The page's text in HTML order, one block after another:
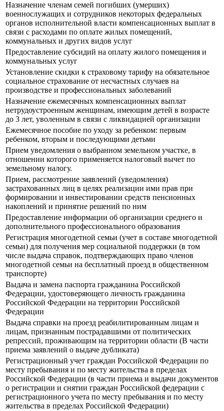
Назначение членам семей погибших (умерших)
военнослужащих и сотрудников некоторых федеральных
органов исполнительной власти компенсационных выплат в
связи с расходами по оплате жилых помещений,
коммунальных и других видов услуг
Предоставление субсидий на оплату жилого помещения и
коммунальных услуг
Установление скидки к страховому тарифу на обязательное
социальное страхование от несчастных случаев на
производстве и профессиональных заболеваний
Назначение ежемесячных компенсационных выплат
нетрудоустроенным женщинам, имеющим детей в возрасте
до 3 лет, уволенным в связи с ликвидацией организации
Ежемесячное пособие по уходу за ребенком: первым
ребенком, вторым и последующими детьми
Прием уведомления о выбранном земельном участке, в
отношении которого применяется налоговый вычет по
земельному налогу.
Прием, рассмотрение заявлений (уведомления)
застрахованных лиц в целях реализации ими прав при
формировании и инвестировании средств пенсионных
накоплений и принятие решений по ним
Предоставление информации об организации среднего и
дополнительного профессионального образования
Регистрация многодетной семьи (учет в составе многодетной
семьи) для получения мер социальной поддержки (в том
числе выдача справок, подтверждающих право членов
многодетной семьи на бесплатный проезд в общественном
транспорте)
Выдача и замена паспорта гражданина Российской
Федерации, удостоверяющего личность гражданина
Российской Федерации на территории Российской
Федерации
Выдача справки на проезд реабилитированным лицам и
лицам, признанным пострадавшими от политических
репрессий, проживающим на территории области (В части
приема заявлений о выдаче дубликата)
Регистрационный учет граждан Российской Федерации по
месту пребывания и по месту жительства в пределах
Российской Федерации (в части приема и выдачи документов
о регистрации и снятии граждан Российской федерации с
регистрационного учета по месту пребывания и по месту
жительства в пределах Российской Федерации)